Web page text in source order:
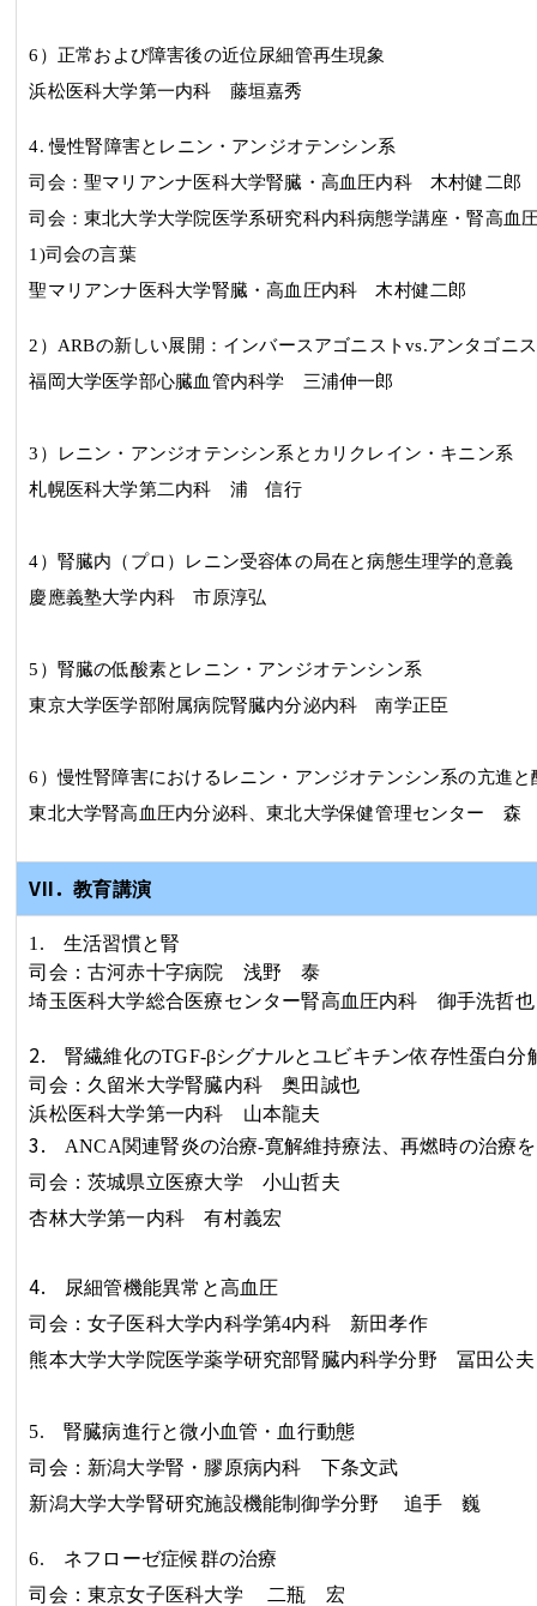
6 ） 正常および障害後の近位尿細管再生現象
浜松医科大学第一内科 藤垣嘉秀
4.慢性腎障害とレニン・アンジオテンシン系
司会：聖マリアンナ医科大学腎臓・高血圧内科 木村健二郎
司会：東北大学大学院医学系研究科内科病態学講座・腎高
1)司会の言葉
聖マリアンナ医科大学腎臓・高血圧内科 木村健二郎
2 ） ARBの新しい展開：インバースアゴニストvs.アンタゴニ
福岡大学医学部心臓血管内科学 三浦伸一郎
3 ）レニン・アンジオテンシン系とカリクレイン・キニン系
札幌医科大学第二内科 浦 信行
4）腎臓内（プロ）レニン受容体の局在と病態生理学的意義
慶應義塾大学内科 市原淳弘
5 ）腎臓の低酸素とレニン・アンジオテンシン系
東京大学医学部附属病院腎臓内分泌内科 南学正臣
6 ）慢性腎障害におけるレニン・アンジオテンシン系の亢進
東北大学腎高血圧内分泌科、東北大学保健管理センター 森
VII．教育講演
1. 生活習慣と腎
司会：古河赤十字病院 浅野 泰
埼玉医科大学総合医療センター腎高血圧内科 御手洗哲也
2.腎繊維化のTGF-βシグナルとユビキチン依存性蛋白分
司会：久留米大学腎臓内科奥田誠也
浜松医科大学第一内科 山本龍夫
3.ANCA関連腎炎の治療-寛解維持療法、再燃時の治療
司会：茨城県立医療大学 小山哲夫
杏林大学第一内科有村義宏
4. 尿細管機能異常と高血圧
司会：女子医科大学内科学第4内科 新田孝作
熊本大学大学院医学薬学研究部腎臓内科学分野冨田公夫
5. 腎臓病進行と微小血管・血行動態
司会：新潟大学腎・膠原病内科
下条文武
新潟大学大学腎研究施設機能制御学分野
追手 巍
6. ネフローゼ症候群の治療
司会：東京女子医科大学
二瓶 宏